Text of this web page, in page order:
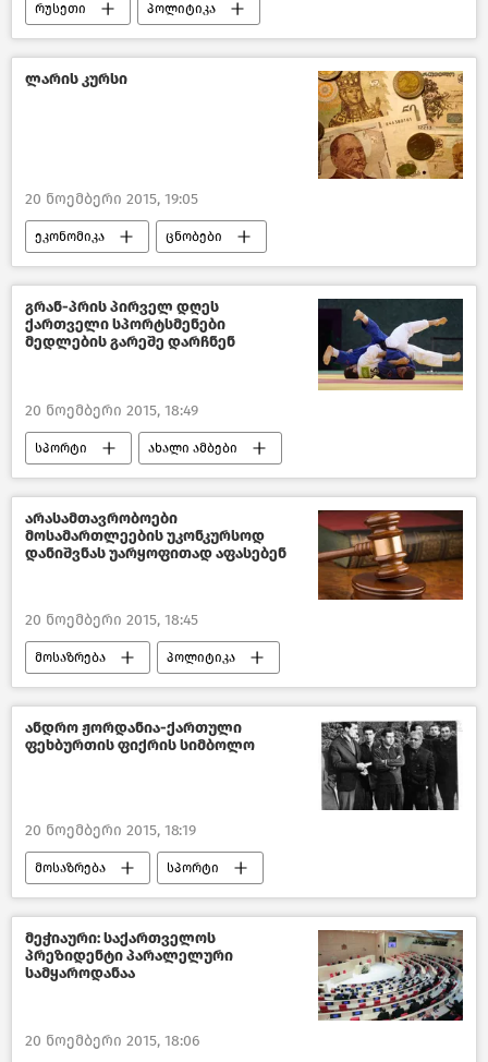
რუსეთი პოლიტიკა
ახალი ამბები საქართველო
ლარის კურსი
20 ნოემბერი 2015, 19:05
ეკონომიკა ცნობები
საქართველო
გრან-პრის პირველ დღეს
ქართველი სპორტსმენები
მედლების გარეშე დარჩნენ
20 ნოემბერი 2015, 18:49
სპორტი ახალი ამბები
საქართველო
არასამთავრობოები
მოსამართლეების უკონკურსოდ
დანიშვნას უარყოფითად აფასებენ
20 ნოემბერი 2015, 18:45
მოსაზრება პოლიტიკა
საქართველო
ანდრო ჟორდანია-ქართული
ფეხბურთის ფიქრის სიმბოლო
20 ნოემბერი 2015, 18:19
მოსაზრება სპორტი
საქართველო
მეჭიაური: საქართველოს
პრეზიდენტი პარალელური
სამყაროდანაა
20 ნოემბერი 2015, 18:06